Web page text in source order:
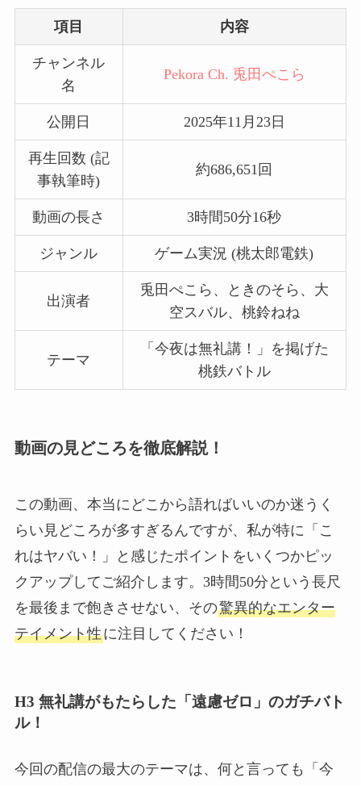
項目 内容
チャンネル
名
Pekora Ch. 兎田ぺこら
公開日 2025年11月23日
再生回数 (記
事執筆時)
約686,651回
動画の長さ 3時間50分16秒
ジャンル ゲーム実況 (桃太郎電鉄)
出演者
兎田ぺこら、ときのそら、大
空スバル、桃鈴ねね
テーマ
「今夜は無礼講！」を掲げた
桃鉄バトル
動画の見どころを徹底解説！
この動画、本当にどこから語ればいいのか迷うく
らい見どころが多すぎるんですが、私が特に「こ
れはヤバい！」と感じたポイントをいくつかピッ
クアップしてご紹介します。3時間50分という長尺
を最後まで飽きさせない、その驚異的なエンター
テイメント性に注目してください！
H3 無礼講がもたらした「遠慮ゼロ」のガチバト
ル！
今回の配信の最大のテーマは、何と言っても「今